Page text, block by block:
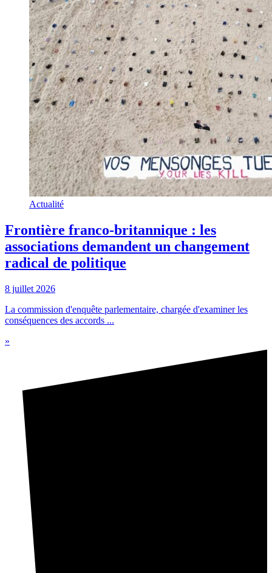
Actualité
Frontière franco-britannique : les
associations demandent un changement
radical de politique
8 juillet 2026
La commission d'enquête parlementaire, chargée d'examiner les
conséquences des accords ...
»